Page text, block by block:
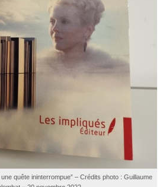
quête ininterrompue” – Crédits photo : Guillaume